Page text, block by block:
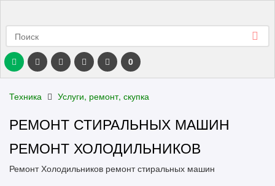
0
Техника Услуги, ремонт, скупка
РЕМОНТ СТИРАЛЬНЫХ МАШИН
РЕМОНТ ХОЛОДИЛЬНИКОВ
Ремонт Холодильников ремонт стиральных машин